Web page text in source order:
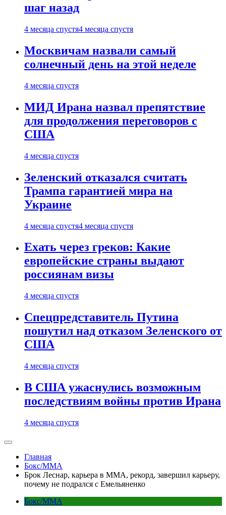
шаг назад
4 месяца спустя4 месяца спустя
Москвичам назвали самый
солнечный день на этой неделе
4 месяца спустя
МИД Ирана назвал препятствие
для продолжения переговоров с
США
4 месяца спустя
Зеленский отказался считать
Трампа гарантией мира на
Украине
4 месяца спустя4 месяца спустя
Ехать через греков: Какие
европейские страны выдают
россиянам визы
4 месяца спустя
Спецпредставитель Путина
пошутил над отказом Зеленского от
США
4 месяца спустя
В США ужаснулись возможным
последствиям войны против Ирана
4 месяца спустя
Главная
Бокс/MMA
Брок Леснар, карьера в ММА, рекорд, завершил карьеру,
почему не подрался с Емельяненко
Бокс/MMA